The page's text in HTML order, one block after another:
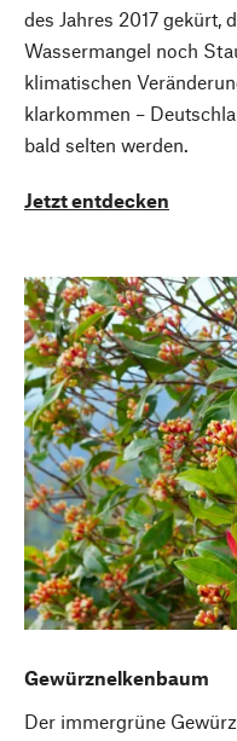
des Jahres 2017 gekürt,
Wassermangel noch
klimatischen
klarkommen –
bald selten werden.
Jetzt entdecken
Gewürznelkenbaum
Der immergrüne